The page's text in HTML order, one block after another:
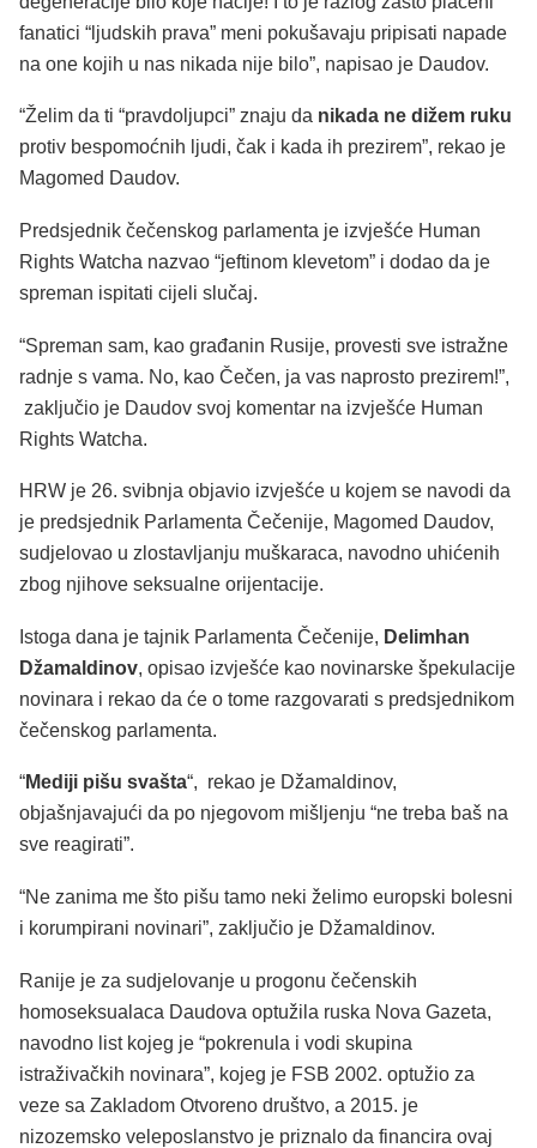
fanatici “ljudskih prava” meni pokušavaju pripisati napade
na one kojih u nas nikada nije bilo”, napisao je Daudov.
“Želim da ti “pravdoljupci” znaju da nikada ne dižem ruku
protiv bespomoćnih ljudi, čak i kada ih prezirem”, rekao je
Magomed Daudov.
Predsjednik čečenskog parlamenta je izvješće Human
Rights Watcha nazvao “jeftinom klevetom” i dodao da je
spreman ispitati cijeli slučaj.
“Spreman sam, kao građanin Rusije, provesti sve istražne
radnje s vama. No, kao Čečen, ja vas naprosto prezirem!”,
zaključio je Daudov svoj komentar na izvješće Human
Rights Watcha.
HRW je 26. svibnja objavio izvješće u kojem se navodi da
je predsjednik Parlamenta Čečenije, Magomed Daudov,
sudjelovao u zlostavljanju muškaraca, navodno uhićenih
zbog njihove seksualne orijentacije.
Istoga dana je tajnik Parlamenta Čečenije, Delimhan
Džamaldinov, opisao izvješće kao novinarske špekulacije
novinara i rekao da će o tome razgovarati s predsjednikom
čečenskog parlamenta.
“Mediji pišu svašta“, rekao je Džamaldinov,
objašnjavajući da po njegovom mišljenju “ne treba baš na
sve reagirati”.
“Ne zanima me što pišu tamo neki želimo europski bolesni
i korumpirani novinari”, zaključio je Džamaldinov.
Ranije je za sudjelovanje u progonu čečenskih
homoseksualaca Daudova optužila ruska Nova Gazeta,
navodno list kojeg je “pokrenula i vodi skupina
istraživačkih novinara”, kojeg je FSB 2002. optužio za
veze sa Zakladom Otvoreno društvo, a 2015. je
nizozemsko veleposlanstvo je priznalo da financira ovaj